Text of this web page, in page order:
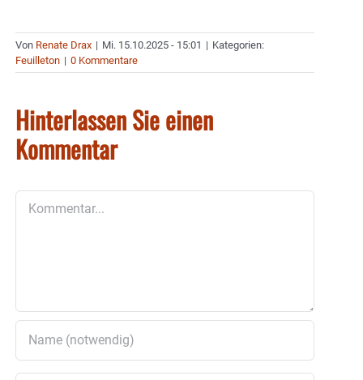
Von Renate Drax | Mi. 15.10.2025 - 15:01 | Kategorien:
Feuilleton | 0 Kommentare
Hinterlassen Sie einen
Kommentar